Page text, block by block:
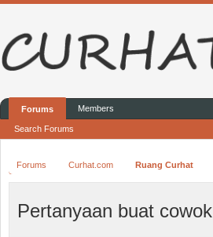
Forums Curhat.com Ruang Curhat
Pertanyaan buat cowok
Forums
Search Forums
Members